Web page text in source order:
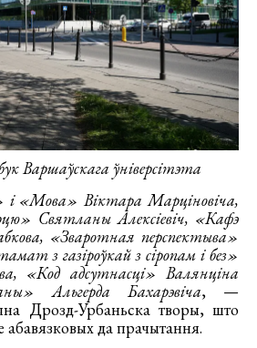
Варшаўскага ўніверсітэта
і «Мова» Віктара Марціновіча,
Святланы Алексіевіч, «Кафэ
«Зваротная перспектыва»
з газіроўкай з сіропам і без»
«Код адсутнасці» Валянціна
Альгерда Бахарэвіча, —
Дрозд-Урбаньска творы, што
абавязковых да прачытання.